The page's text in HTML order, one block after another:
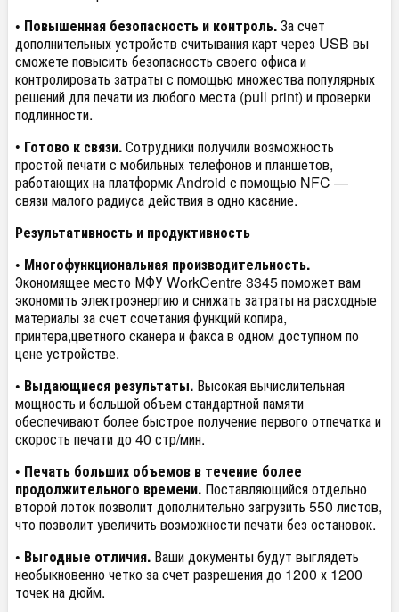
• Повышенная безопасность и контроль.За счет
дополнительных устройств считывания карт через USB вы
сможете повысить безопасность своего офиса и
контролировать затраты с помощью множества популярных
решений для печати из любого места (pull print) и проверки
подлинности.
• Готово к связи.Сотрудники получили возможность
простой печати с мобильных телефонов и планшетов,
работающих на платформк Android с помощью NFC —
связи малого радиуса действия в одно касание.
Результативность и продуктивность
• Многофункциональная производительность.
Экономящее место МФУ WorkCentre 3345 поможет вам
экономить электроэнергию и снижать затраты на расходные
материалы за счет сочетания функций копира,
принтера,цветного сканера и факса в одном доступном по
цене устройстве.
• Выдающиеся результаты. Высокая вычислительная
мощность и большой объем стандартной памяти
обеспечивают более быстрое получение первого отпечатка и
скорость печати до 40 стр/мин.
• Печать больших объемов в течение более
продолжительного времени. Поставляющийся отдельно
второй лоток позволит дополнительно загрузить 550 листов,
что позволит увеличить возможности печати без остановок.
• Выгодные отличия. Ваши документы будут выглядеть
необыкновенно четко за счет разрешения до 1200 х 1200
точек на дюйм.